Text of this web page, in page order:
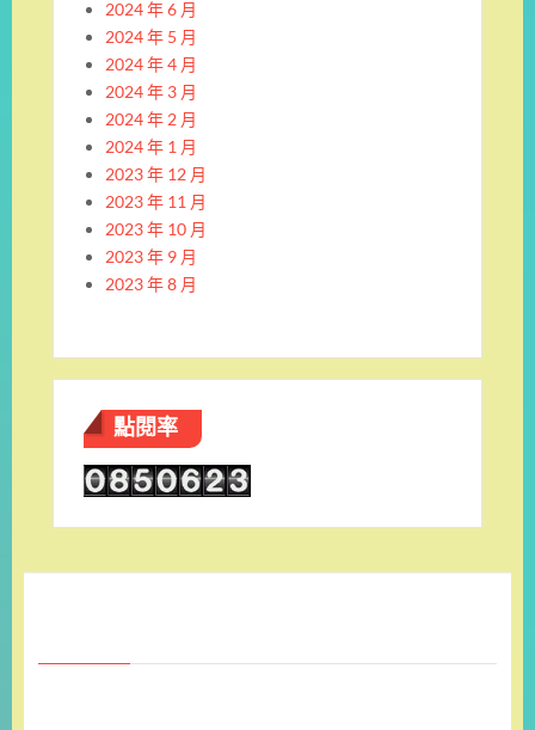
2024 年 6 月
2024 年 5 月
2024 年 4 月
2024 年 3 月
2024 年 2 月
2024 年 1 月
2023 年 12 月
2023 年 11 月
2023 年 10 月
2023 年 9 月
2023 年 8 月
點閱率